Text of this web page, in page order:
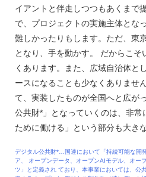
イアントと伴走しつつもあくまで
で、プロジェクトの実施主体とな
難しかったりもします。ただ、東
となり、手を動かす。 だからこ
くあります。また、広域自治体と
ースになることも少なくありませ
て、実装したものが全国へと広が
公共財*」となっていくのは、非
ために働ける」という部分も大き
デジタル公共財*…国連において「持続可能な開
ア、 オープンデータ、オープンAIモデル、オー
ツ」と定義され ており、本事業においては、公